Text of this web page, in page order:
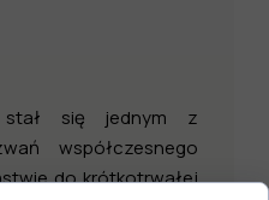
stał się jednym z
współczesnego
do krótkotrwałej